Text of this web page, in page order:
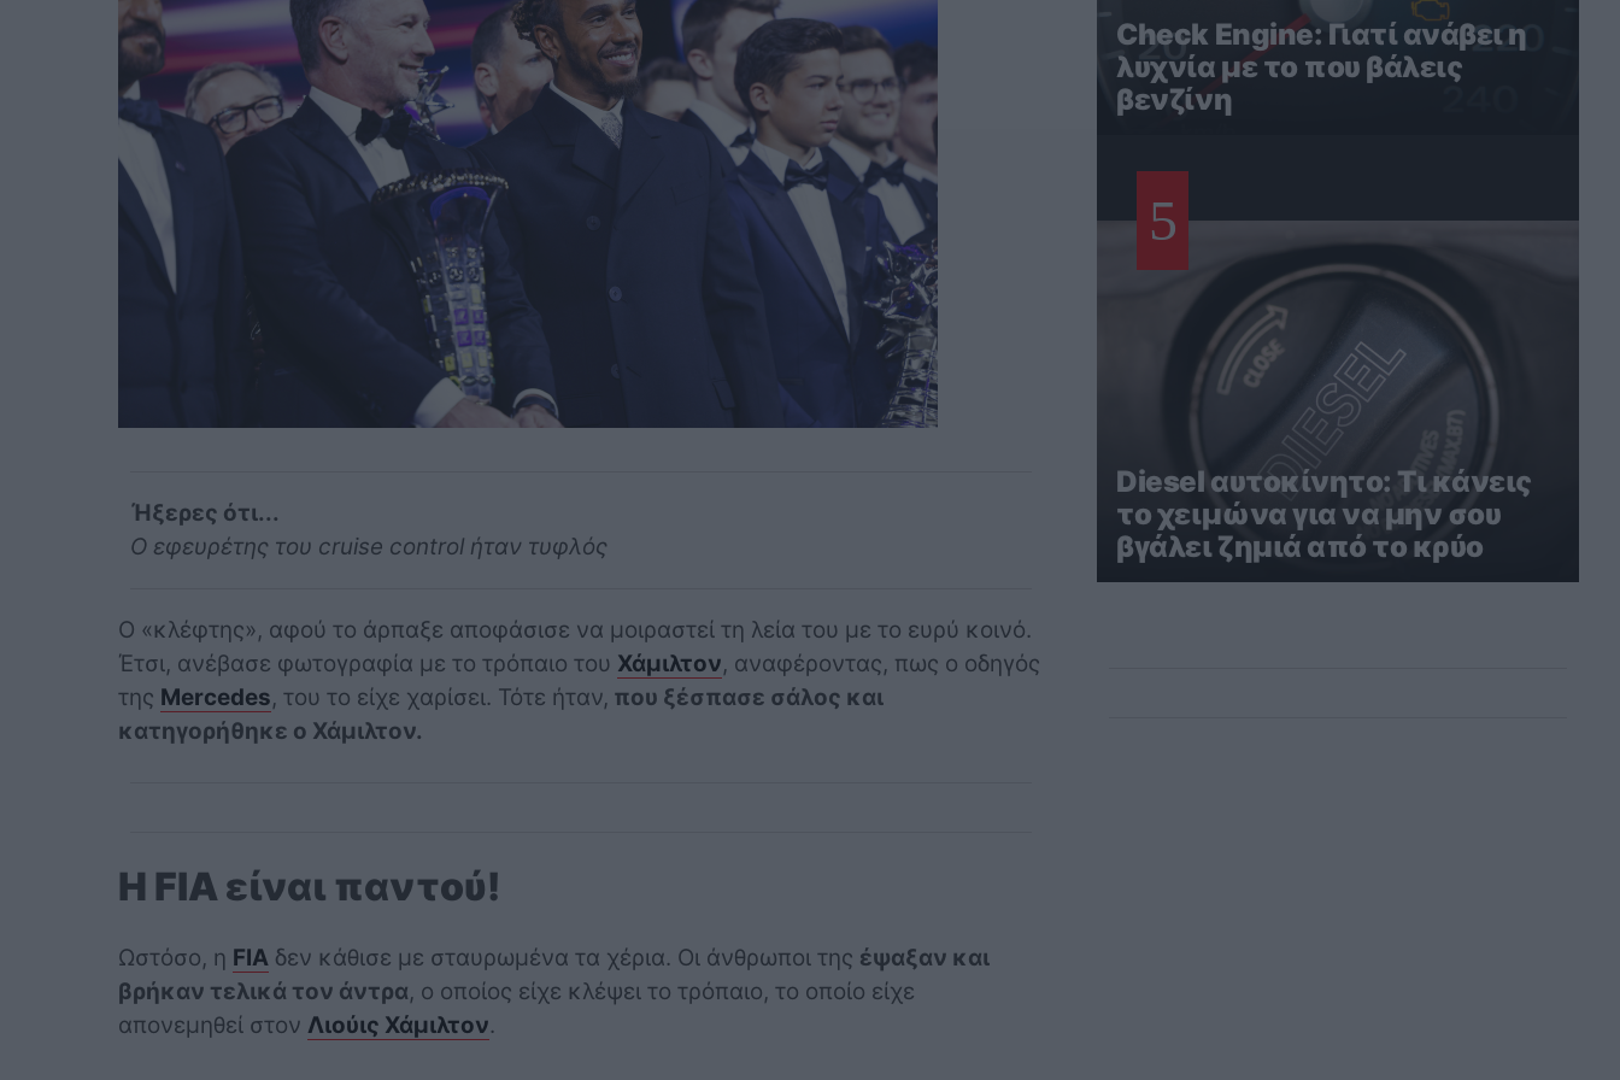
Ήξερες ότι...
Ο εφευρέτης του cruise control ήταν τυφλός
Ο «κλέφτης», αφού το άρπαξε αποφάσισε να μοιραστεί τη λεία του με το ευρύ κοινό.
Έτσι, ανέβασε φωτογραφία με το τρόπαιο του Χάμιλτον, αναφέροντας, πως ο οδηγός
της Mercedes, του το είχε χαρίσει. Τότε ήταν, που ξέσπασε σάλος και
κατηγορήθηκε ο Χάμιλτον.
Η FIA είναι παντού!
Ωστόσο, η FIA δεν κάθισε με σταυρωμένα τα χέρια. Οι άνθρωποι της έψαξαν και
βρήκαν τελικά τον άντρα, ο οποίος είχε κλέψει το τρόπαιο, το οποίο είχε
απονεμηθεί στον Λιούις Χάμιλτον.
Check Engine: Γιατί ανάβει η
λυχνία με το που βάλεις
βενζίνη
5
Diesel αυτοκίνητο: Τι κάνεις
το χειμώνα για να μην σου
βγάλει ζημιά από το κρύο